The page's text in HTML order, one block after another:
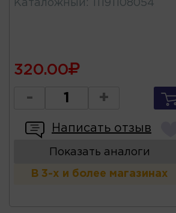
Каталожный : 11191108054
320.00
- +
Написать отзыв
Показать аналоги
В 3-х и более магазинах